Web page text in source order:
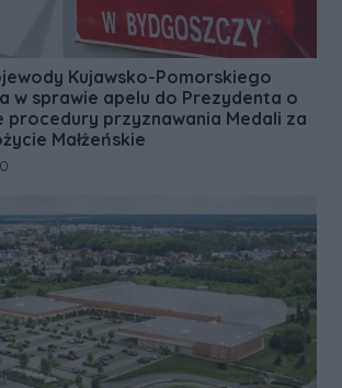
Kujawsko-Pomorskiego
w sprawie apelu do Prezydenta o
procedury przyznawania Medali za
Małżeńskie